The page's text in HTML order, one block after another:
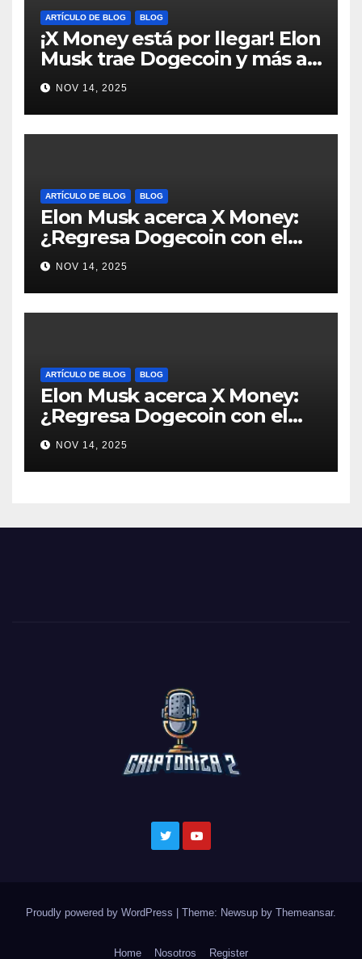
ARTÍCULO DE BLOG BLOG
¡X Money está por llegar! Elon
Musk trae Dogecoin y más al
mundo de pagos #Crypto
#Dogecoin
NOV 14, 2025
ARTÍCULO DE BLOG BLOG
Elon Musk acerca X Money:
¿Regresa Dogecoin con el
nuevo pago nativo? #Cripto
#Dogecoin
NOV 14, 2025
ARTÍCULO DE BLOG BLOG
Elon Musk acerca X Money:
¿Regresa Dogecoin con el
nuevo pago nativo? #Cripto
#Dogecoin
NOV 14, 2025
Proudly powered by WordPress | Theme: Newsup by Themeansar.
Home Nosotros Register